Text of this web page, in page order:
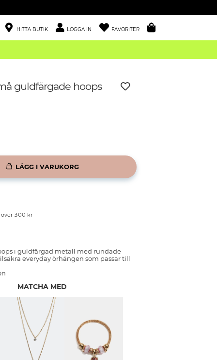
HITTA BUTIK LOGGA IN FAVORITER
guldfärgade hoops
LÄGG I VARUKORG
över 300 kr
i guldfärgad metall med rundade
everyday örhängen som passar till
MATCHA MED